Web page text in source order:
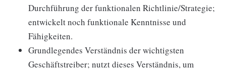
Durchführung der funktionalen Richtlinie/Strategie;
entwickelt noch funktionale Kenntnisse und
Fähigkeiten.
Grundlegendes Verständnis der wichtigsten
Geschäftstreiber; nutzt dieses Verständnis, um